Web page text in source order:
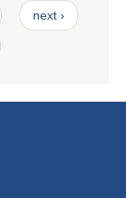
next ›